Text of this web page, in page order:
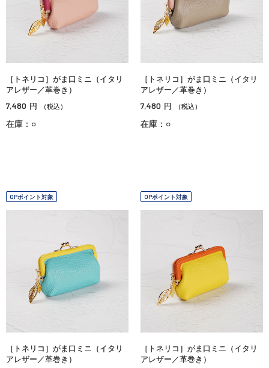
［トネリコ］がま口ミニ（イタリ
アレザー／革巻き）
7,480 円 （税込）
在庫：○
［トネリコ］がま口ミニ（イタリ
アレザー／革巻き）
7,480 円 （税込）
在庫：○
OPポイント対象
［トネリコ］がま口ミニ（イタリ
アレザー／革巻き）
OPポイント対象
［トネリコ］がま口ミニ（イタリ
アレザー／革巻き）